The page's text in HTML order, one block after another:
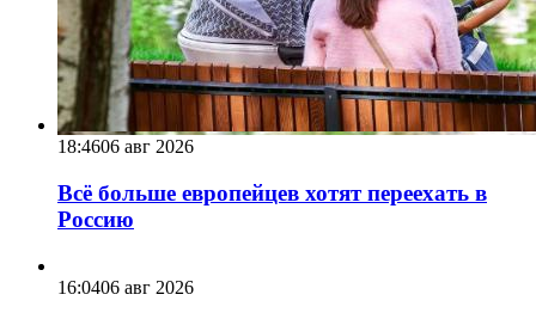
18:4606 авг 2026
Всё больше европейцев хотят переехать в
Россию
16:0406 авг 2026